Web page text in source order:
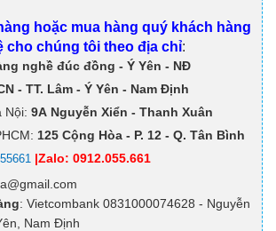
hoặc mua hàng quý khách hàng
cho chúng tôi theo địa chỉ:
nghề đúc đồng - Ý Yên - NĐ
- TT. Lâm - Ý Yên - Nam Định
Nội: 9A Nguyễn Xiển - Thanh Xuân
125 Cộng Hòa - P. 12 - Q. Tân Bình
|Zalo: 0912.055.661
: Vietcombank 0831000074628 - Nguyễn
Nam Định